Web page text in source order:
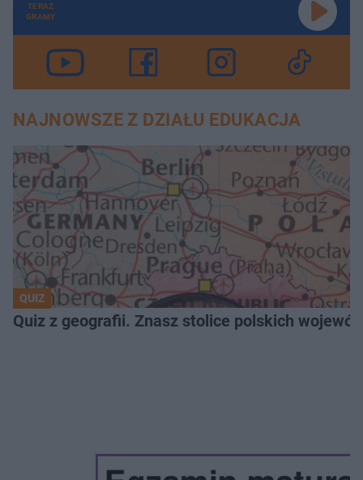
TERAZ
GRAMY
NAJNOWSZE Z DZIAŁU EDUKACJA
QUIZ
Quiz z geografii. Znasz stolice polskich